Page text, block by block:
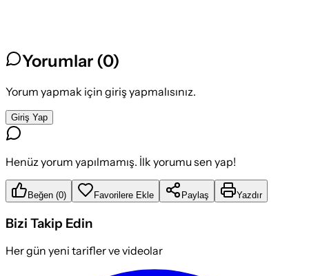
Yorumlar (0)
Yorum yapmak için giriş yapmalısınız.
Giriş Yap
Henüz yorum yapılmamış. İlk yorumu sen yap!
Beğen (0) Favorilere Ekle Paylaş Yazdır
Bizi Takip Edin
Her gün yeni tarifler ve videolar